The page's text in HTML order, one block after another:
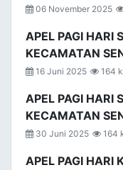
06 November 2025
APEL PAGI HARI
KECAMATAN
16 Juni 2025 164
APEL PAGI HARI
KECAMATAN
30 Juni 2025 164
APEL PAGI HARI